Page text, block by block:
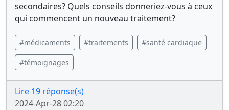
secondaires? Quels conseils donneriez-vous à ceux
qui commencent un nouveau traitement?
#médicaments #traitements #santé cardiaque
#témoignages
Lire 19 réponse(s)
2024-Apr-28 02:20